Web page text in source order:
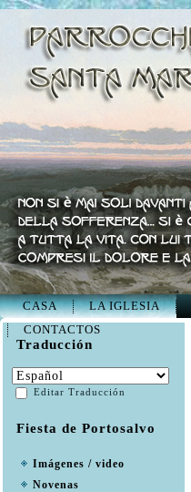
CASA LA IGLESIA
CONTACTOS
Traducción
Editar Traducción
Fiesta de Portosalvo
Imágenes / video
Novenas